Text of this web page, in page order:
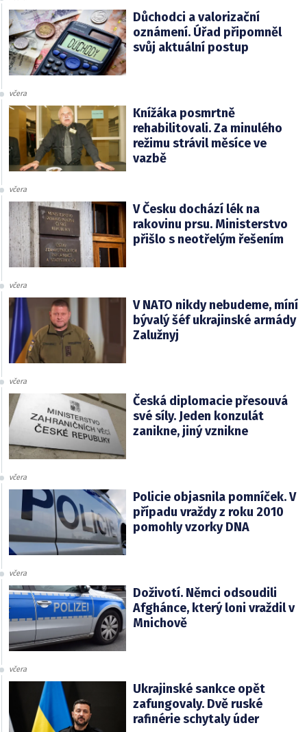
Důchodci a valorizační
oznámení. Úřad připomněl
svůj aktuální postup
včera
Knížáka posmrtně
rehabilitovali. Za minulého
režimu strávil měsíce ve
vazbě
včera
V Česku dochází lék na
rakovinu prsu. Ministerstvo
přišlo s neotřelým řešením
včera
V NATO nikdy nebudeme, míní
bývalý šéf ukrajinské armády
Zalužnyj
včera
Česká diplomacie přesouvá
své síly. Jeden konzulát
zanikne, jiný vznikne
včera
Policie objasnila pomníček. V
případu vraždy z roku 2010
pomohly vzorky DNA
včera
Doživotí. Němci odsoudili
Afghánce, který loni vraždil v
Mnichově
včera
Ukrajinské sankce opět
zafungovaly. Dvě ruské
rafinérie schytaly úder